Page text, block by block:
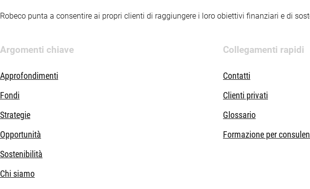
Robeco punta a consentire ai propri clienti di raggiungere i loro obiettivi finanziari e di
Argomenti chiave
Approfondimenti
Fondi
Strategie
Opportunità
Sostenibilità
Chi siamo
Collegamenti rapidi
Contatti
Clienti privati
Glossario
Formazione per